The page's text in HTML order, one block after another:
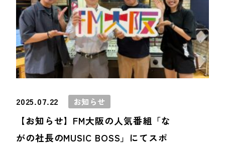
2025.07.22 お知らせ
【お知らせ】FM大阪の人気番組「な
がの社長のMUSIC BOSS」にてスポ